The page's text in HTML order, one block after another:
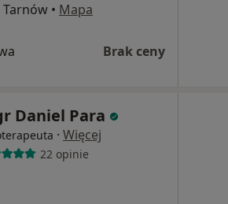
Tarnów • Mapa
Brak ceny
Daniel Para
· Więcej
22 opinie